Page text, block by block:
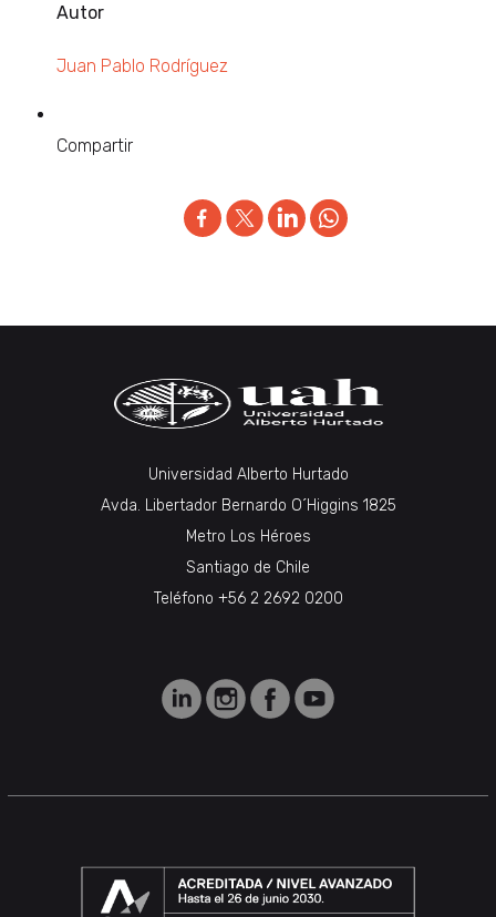
Autor
Juan Pablo Rodríguez
Compartir
Universidad Alberto Hurtado
Avda. Libertador Bernardo O´Higgins 1825
Metro Los Héroes
Santiago de Chile
Teléfono +56 2 2692 0200